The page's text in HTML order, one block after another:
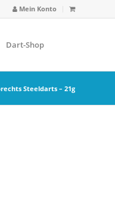
Mein Konto
Dart-Shop
Steeldarts – 21g